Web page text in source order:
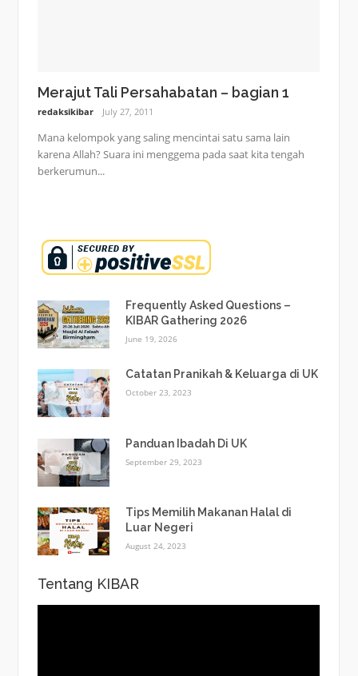
Merajut Tali Persahabatan – bagian 1
redaksikibar July 27, 2011
Mana kelompok yang saling mencintai satu sama lain
karena Allah? Suara ini menggema pada saat kita tengah
berkerumun...
Frequently Asked Questions –
KIBAR Gathering 2026
June 19, 2026
Catatan Pranikah & Keluarga di UK
October 23, 2023
Panduan Ibadah Di UK
September 29, 2023
Tips Memilih Makanan Halal di
Luar Negeri
August 24, 2023
Tentang KIBAR